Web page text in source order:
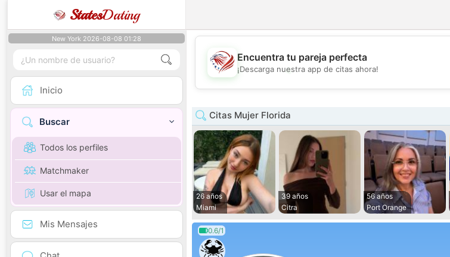
StatesDating
New York 2026-08-08 01:28
Inicio
Buscar
Todos los perfiles
Matchmaker
Usar el mapa
Mis Mensajes
💕
Encuentra tu pareja perfecta
¡Descarga nuestra app de citas ahora!
Citas Mujer Florida
26 años
Miami
39 años
Citra
56 años
Port Orange
0.6/1